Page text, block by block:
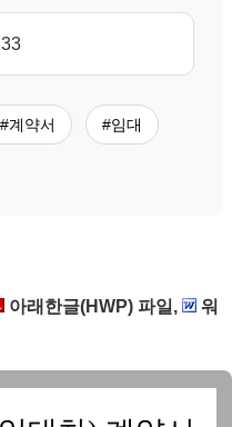
#계약서 #임대
아래한글(HWP) 파일,
워